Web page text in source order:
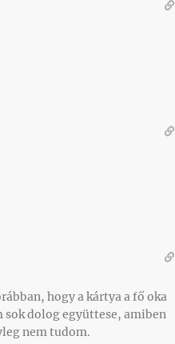
hogy a kártya a fő oka
sok dolog együttese, amiben
nem tudom.